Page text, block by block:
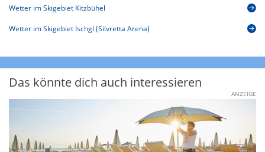
Wetter im Skigebiet Kitzbühel
Wetter im Skigebiet Ischgl (Silvretta Arena)
Das könnte dich auch interessieren
ANZEIGE